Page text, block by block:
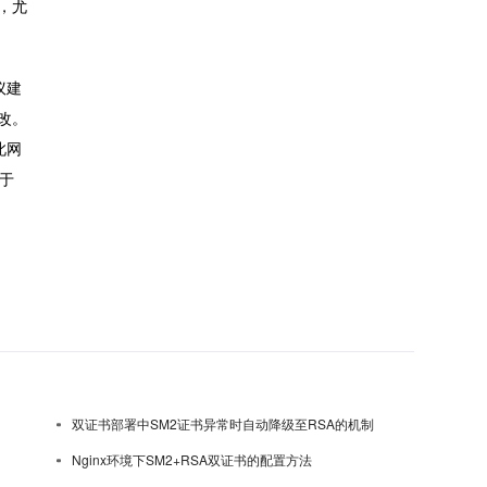
尤
建
。
网
双证书部署中SM2证书异常时自动降级至RSA的机制
Nginx环境下SM2+RSA双证书的配置方法